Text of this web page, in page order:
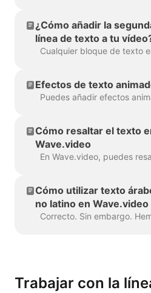
¿Cómo añadir la
línea de texto a tu
Efectos de texto
Cómo resaltar el texto
Wave.video
Cómo utilizar texto
no latino en Wave.video
Trabajar con la